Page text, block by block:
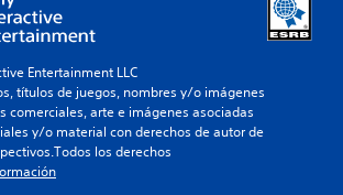
Entertainment LLC
títulos de juegos, nombres y/o imágenes
comerciales, arte e imágenes asociadas
y/o material con derechos de autor de
los derechos